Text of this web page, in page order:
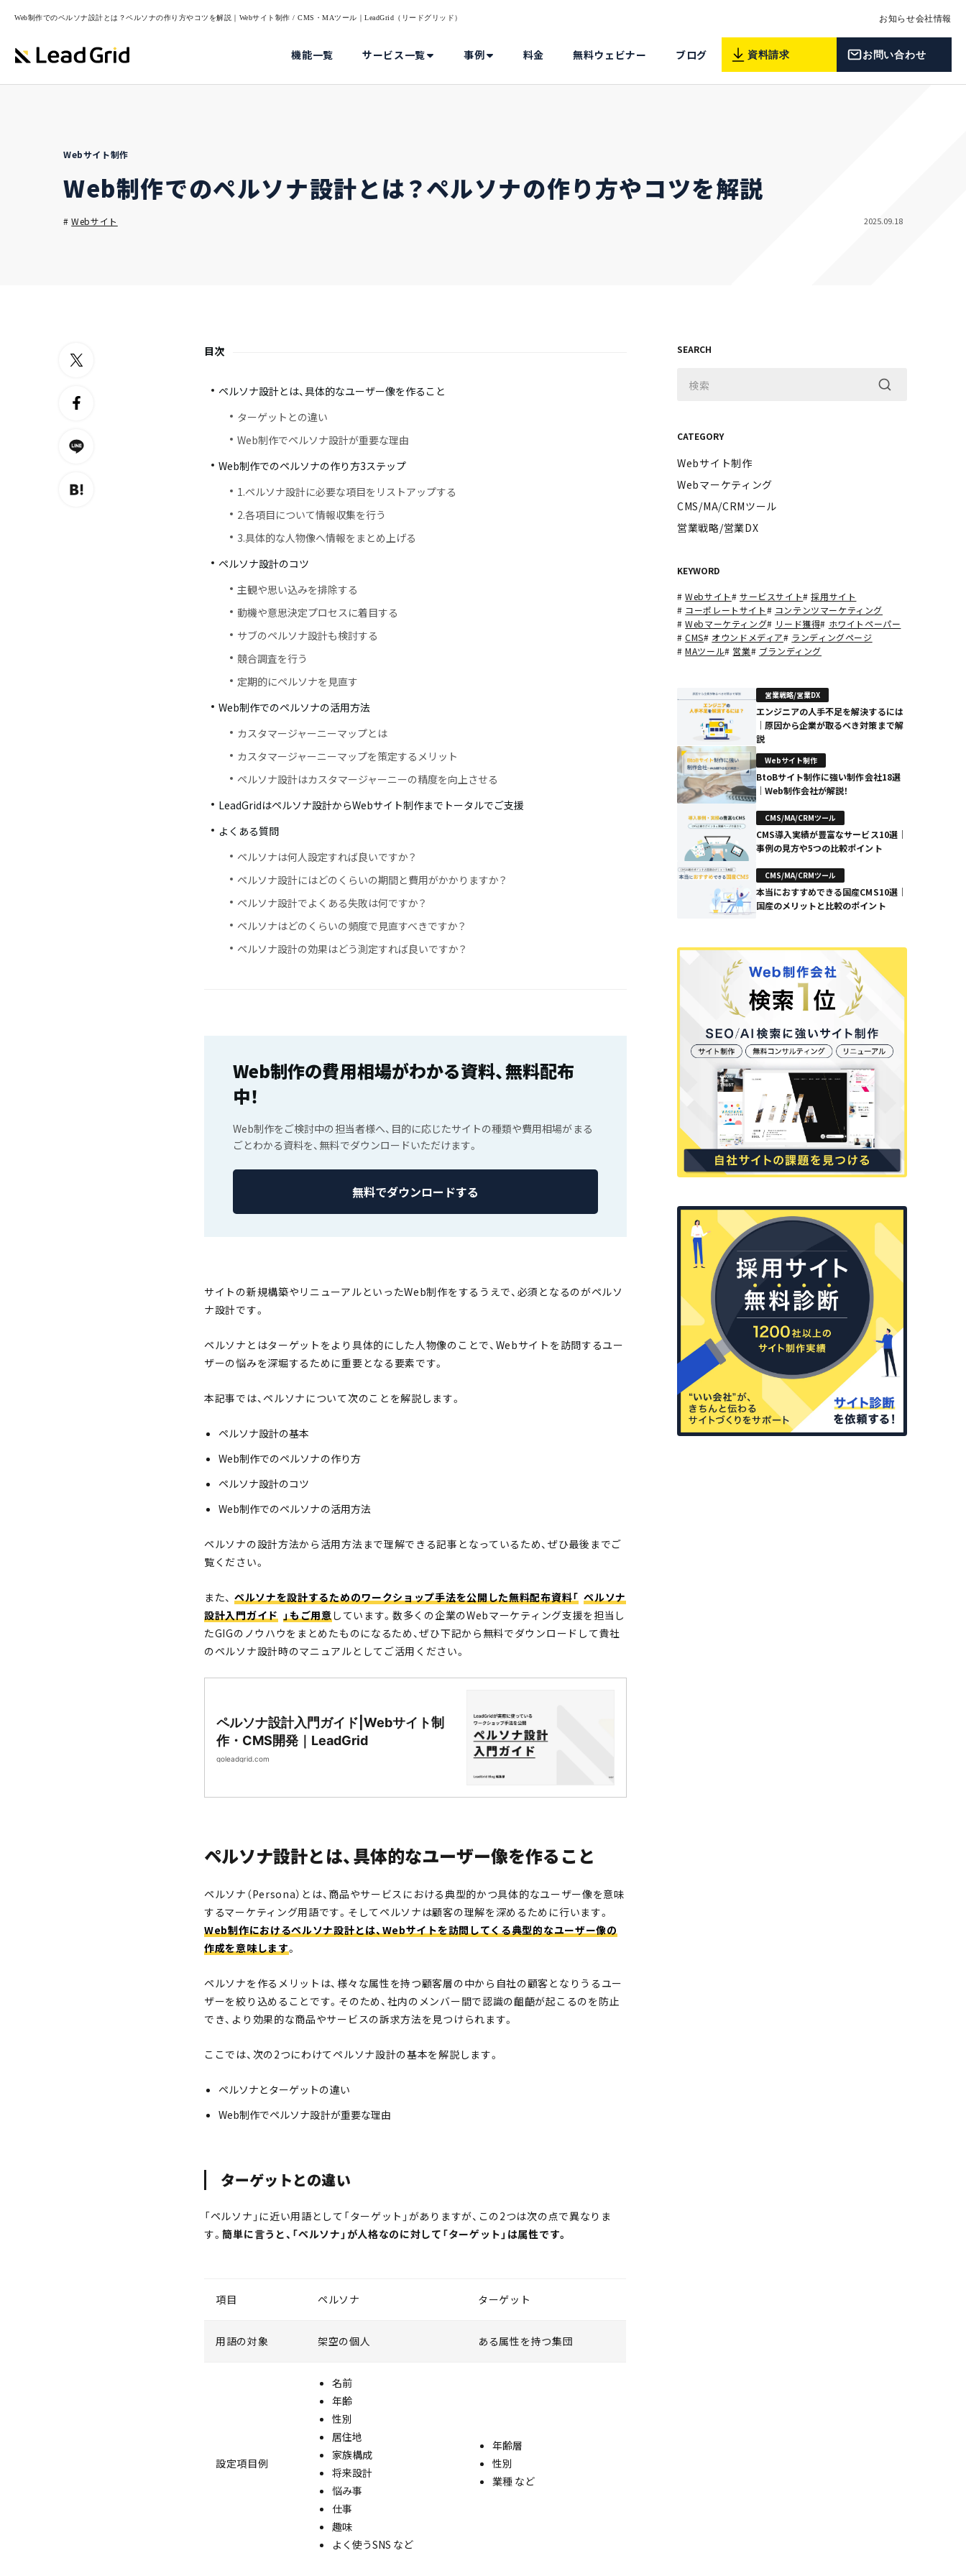
Web制作でのペルソナ設計とは？ペルソナの作り方やコツを解説｜Webサイト制作 / CMS・MAツール｜LeadGrid（リードグリッド） お知らせ会社情報
機能一覧 サービス一覧 事例 料金 無料ウェビナー ブログ 資料請求 お問い合わせ
Webサイト制作
Web制作でのペルソナ設計とは？ペルソナの作り方やコツを解説
#Webサイト 2025.09.18
目次
ペルソナ設計とは、具体的なユーザー像を作ること
ターゲットとの違い
Web制作でペルソナ設計が重要な理由
Web制作でのペルソナの作り方3ステップ
1.ペルソナ設計に必要な項目をリストアップする
2.各項目について情報収集を行う
3.具体的な人物像へ情報をまとめ上げる
ペルソナ設計のコツ
主観や思い込みを排除する
動機や意思決定プロセスに着目する
サブのペルソナ設計も検討する
競合調査を行う
定期的にペルソナを見直す
Web制作でのペルソナの活用方法
カスタマージャーニーマップとは
カスタマージャーニーマップを策定するメリット
ペルソナ設計はカスタマージャーニーの精度を向上させる
LeadGridはペルソナ設計からWebサイト制作までトータルでご支援
よくある質問
ペルソナは何人設定すれば良いですか？
ペルソナ設計にはどのくらいの期間と費用がかかりますか？
ペルソナ設計でよくある失敗は何ですか？
ペルソナはどのくらいの頻度で見直すべきですか？
ペルソナ設計の効果はどう測定すれば良いですか？
Web制作の費用相場がわかる資料、無料配布
中！
Web制作をご検討中の担当者様へ、目的に応じたサイトの種類や費用相場がまる
ごとわかる資料を、無料でダウンロードいただけます。
無料でダウンロードする
サイトの新規構築やリニューアルといったWeb制作をするうえで、必須となるのがペルソ
ナ設計です。
ペルソナとはターゲットをより具体的にした人物像のことで、Webサイトを訪問するユー
ザーの悩みを深堀するために重要となる要素です。
本記事では、ペルソナについて次のことを解説します。
ペルソナ設計の基本
Web制作でのペルソナの作り方
ペルソナ設計のコツ
Web制作でのペルソナの活用方法
ペルソナの設計方法から活用方法まで理解できる記事となっているため、ぜひ最後までご
覧ください。
また、 ペルソナを設計するためのワークショップ手法を公開した無料配布資料「 ペルソナ
設計入門ガイド 」もご用意しています。数多くの企業のWebマーケティング支援を担当し
たGIGのノウハウをまとめたものになるため、ぜひ下記から無料でダウンロードして貴社
のペルソナ設計時のマニュアルとしてご活用ください。
ペルソナ設計入門ガイド|Webサイト制
作・CMS開発｜LeadGrid
goleadgrid.com
ペルソナ設計とは、具体的なユーザー像を作ること
ペルソナ（Persona）とは、商品やサービスにおける典型的かつ具体的なユーザー像を意味
するマーケティング用語です。そしてペルソナは顧客の理解を深めるために行います。
Web制作におけるペルソナ設計とは、Webサイトを訪問してくる典型的なユーザー像の
作成を意味します。
ペルソナを作るメリットは、様々な属性を持つ顧客層の中から自社の顧客となりうるユー
ザーを絞り込めることです。そのため、社内のメンバー間で認識の齟齬が起こるのを防止
でき、より効果的な商品やサービスの訴求方法を見つけられます。
ここでは、次の2つにわけてペルソナ設計の基本を解説します。
ペルソナとターゲットの違い
Web制作でペルソナ設計が重要な理由
ターゲットとの違い
「ペルソナ」に近い用語として「ターゲット」がありますが、この2つは次の点で異なりま
す。簡単に言うと、「ペルソナ」が人格なのに対して「ターゲット」は属性です。
項目 ペルソナ ターゲット
用語の対象 架空の個人 ある属性を持つ集団
設定項目例
名前
年齢
性別
居住地
家族構成
将来設計
悩み事
仕事
趣味
よく使うSNS など
年齢層
性別
業種 など
SEARCH
CATEGORY
Webサイト制作
Webマーケティング
CMS/MA/CRMツール
営業戦略/営業DX
KEYWORD
#Webサイト#サービスサイト#採用サイト
# コーポレートサイト# コンテンツマーケティング
#Webマーケティング# リード獲得# ホワイトペーパー
#CMS# オウンドメディア# ランディングページ
#MAツール# 営業# ブランディング
営業戦略/営業DX
エンジニアの人手不足を解決するには
｜原因から企業が取るべき対策まで解
説
Webサイト制作
BtoBサイト制作に強い制作会社18選
｜Web制作会社が解説！
CMS/MA/CRMツール
CMS導入実績が豊富なサービス10選｜
事例の見方や5つの比較ポイント
CMS/MA/CRMツール
本当におすすめできる国産CMS10選｜
国産のメリットと比較のポイント